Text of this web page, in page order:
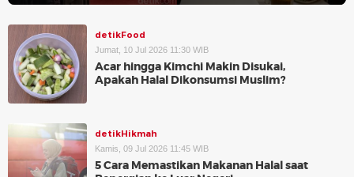
detikFood
Jumat, 10 Jul 2026 11:30 WIB
Acar hingga Kimchi Makin Disukai,
Apakah Halal Dikonsumsi Muslim?
detikHikmah
Kamis, 09 Jul 2026 11:45 WIB
5 Cara Memastikan Makanan Halal saat